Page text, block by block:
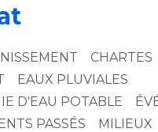
CHARTES
EAUX PLUVIALES
D'EAU POTABLE
PASSÉS
MILIEUX